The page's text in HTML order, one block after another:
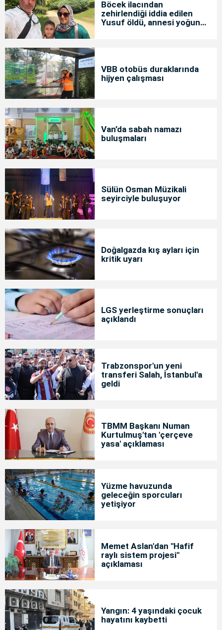
Böcek ilacından
zehirlendiği iddia edilen
Yusuf öldü, annesi yoğun
VBB otobüs duraklarında
hijyen çalışması
Van’da sabah namazı
buluşmaları
Sülün Osman Müzikali
seyirciyle buluşuyor
Doğalgazda kış ayları için
kritik uyarı
LGS yerleştirme sonuçları
açıklandı
Trabzonspor'un yeni
transferi Salah, İstanbul'a
geldi
TBMM Başkanı Numan
Kurtulmuş'tan 'çerçeve
yasa' açıklaması
Yüzme havuzunda
geleceğin sporcuları
yetişiyor
Memet Aslan'dan "Hafif
raylı sistem projesi"
açıklaması
Yangın: 4 yaşındaki çocuk
hayatını kaybetti